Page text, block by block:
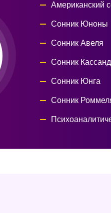
Американский
Сонник Юноны
Сонник Авеля
Сонник
Сонник Юнга
Сонник